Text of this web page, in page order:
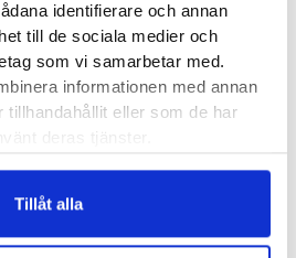
identifierare och annan
till de sociala medier och
som vi samarbetar med.
informationen med annan
tillhandahållit eller som de har
deras tjänster.
Tillåt alla